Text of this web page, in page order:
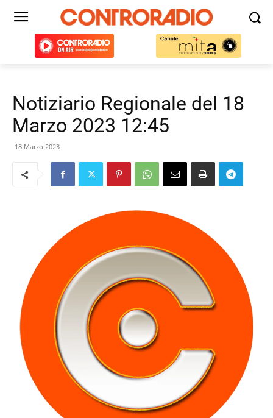
Notiziario Regionale del 18
Marzo 2023 12:45
18 Marzo 2023